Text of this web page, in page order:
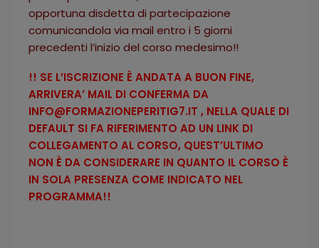
opportuna disdetta di partecipazione
comunicandola via mail entro i 5 giorni
precedenti l’inizio del corso medesimo!!
!! SE L’ISCRIZIONE È ANDATA A BUON FINE,
ARRIVERA’ MAIL DI CONFERMA DA
INFO@FORMAZIONEPERITIG7.IT , NELLA QUALE DI
DEFAULT SI FA RIFERIMENTO AD UN LINK DI
COLLEGAMENTO AL CORSO, QUEST’ULTIMO
NON È DA CONSIDERARE IN QUANTO IL CORSO È
IN SOLA PRESENZA COME INDICATO NEL
PROGRAMMA!!